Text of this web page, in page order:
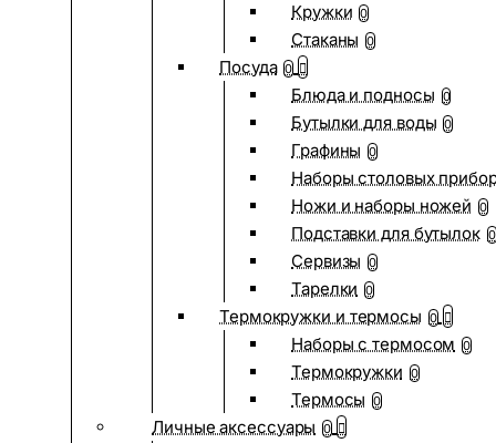
Кружки 0
Стаканы 0
Посуда 0
Блюда и подносы 0
Бутылки для воды 0
Графины 0
Наборы столовых
Ножи и наборы ножей 0
Подставки для бутылок 0
Сервизы 0
Тарелки 0
Термокружки и термосы 0
Наборы с термосом 0
Термокружки 0
Термосы 0
Личные аксессуары 0